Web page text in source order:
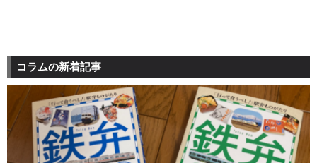
コラムの新着記事